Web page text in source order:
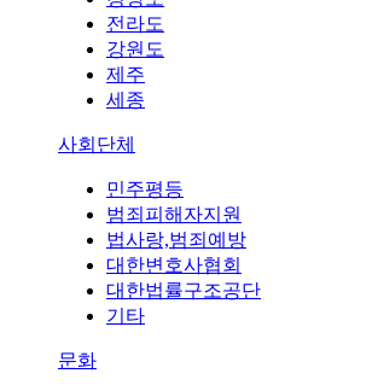
전라도
강원도
제주
세종
사회단체
민주평등
범죄피해자지원
법사랑,범죄예방
대한변호사협회
대한법률구조공단
기타
문화